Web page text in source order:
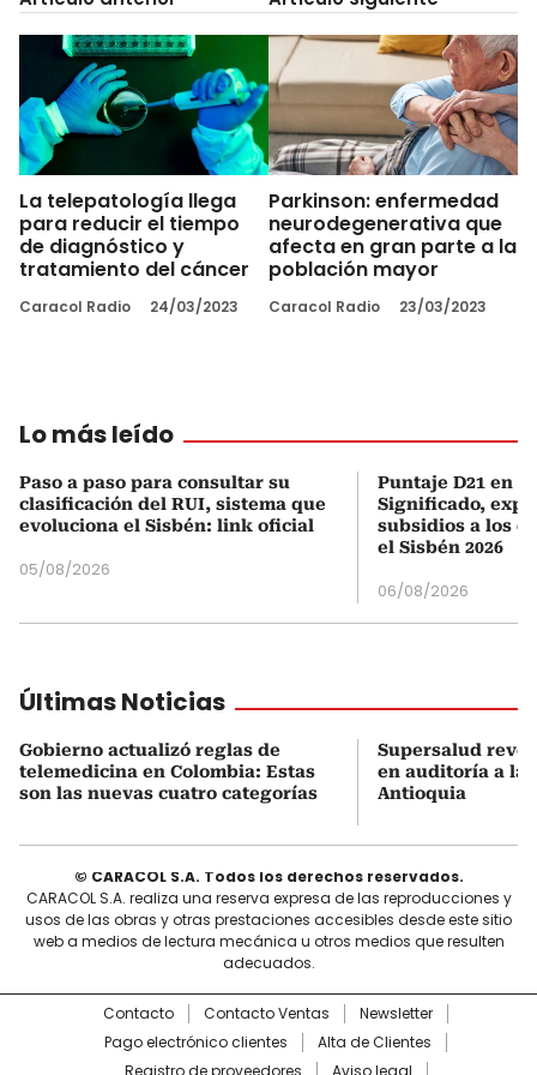
La telepatología llega
para reducir el tiempo
de diagnóstico y
tratamiento del cáncer
Caracol Radio 24/03/2023
Parkinson: enfermedad
neurodegenerativa que
afecta en gran parte a la
población mayor
Caracol Radio 23/03/2023
Lo más leído
Paso a paso para consultar su
clasificación del RUI, sistema que
evoluciona el Sisbén: link oficial
05/08/2026
Puntaje D21 en
Significado,
subsidios a los
el Sisbén 2026
06/08/2026
Últimas Noticias
Gobierno actualizó reglas de
telemedicina en Colombia: Estas
son las nuevas cuatro categorías
Supersalud
en auditoría a la
Antioquia
© CARACOL S.A. Todos los derechos reservados.
CARACOL S.A. realiza una reserva expresa de las reproducciones y
usos de las obras y otras prestaciones accesibles desde este sitio
web a medios de lectura mecánica u otros medios que resulten
adecuados.
Contacto Contacto Ventas
Newsletter
Pago electrónico clientes
Alta de Clientes
Registro de proveedores
Aviso legal